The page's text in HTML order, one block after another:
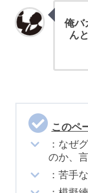
俺バ
ん
このペ
：なぜ
のか、
：苦手